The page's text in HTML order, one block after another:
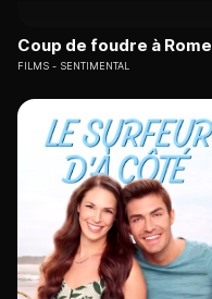
Coup de foudre à Rome
FILMS SENTIMENTAL